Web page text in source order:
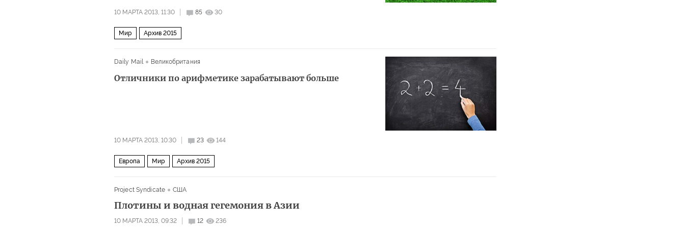
10 МАРТА 2013, 11:30 85 30
Мир Архив 2015
Daily Mail Великобритания
Отличники по арифметике зарабатывают больше
10 МАРТА 2013, 10:30 23 144
Европа Мир Архив 2015
Project Syndicate США
Плотины и водная гегемония в Азии
10 МАРТА 2013, 09:32 12 236